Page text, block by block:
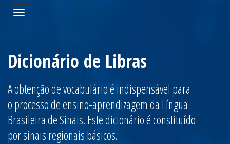
Toggle
navigation
Dicionário de Libras
A obtenção de vocabulário é indispensável para
o processo de ensino-aprendizagem da Língua
Brasileira de Sinais. Este dicionário é constituído
por sinais regionais básicos.